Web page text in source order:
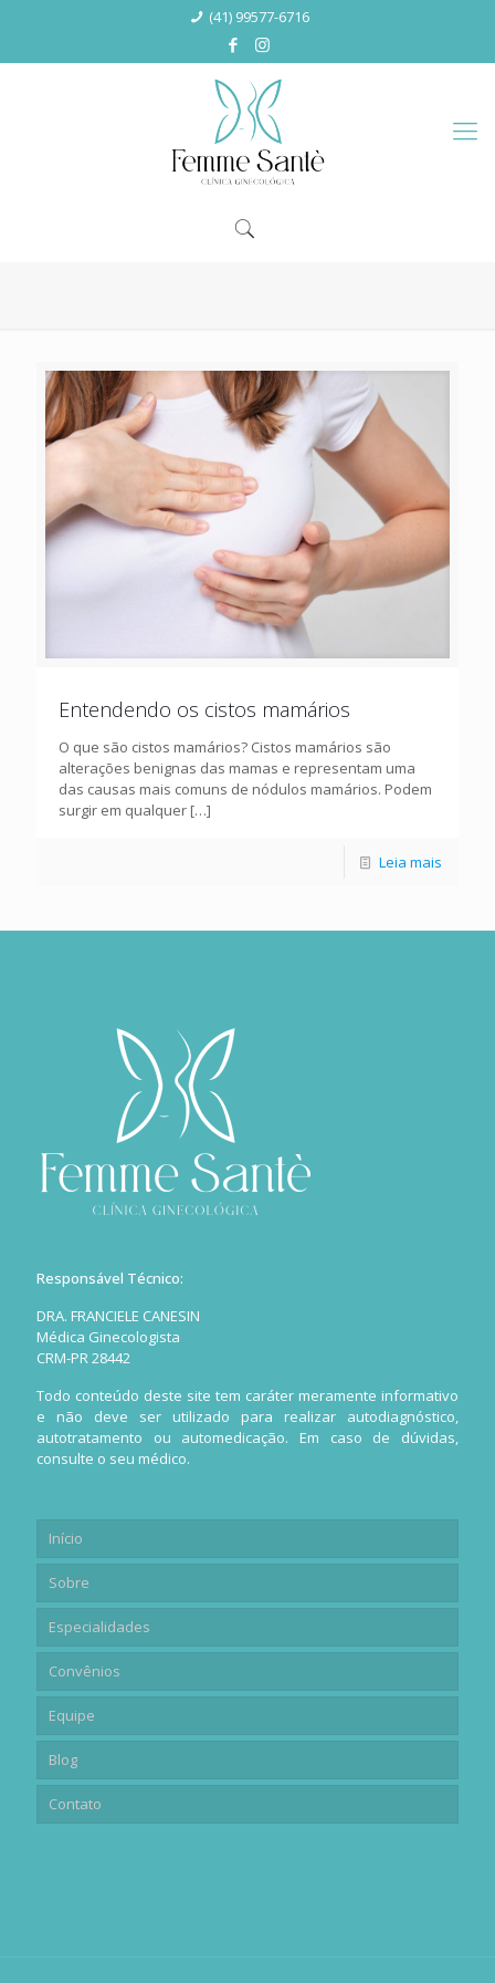
(41) 99577-6716
Entendendo os cistos mamários
O que são cistos mamários? Cistos mamários são
alterações benignas das mamas e representam uma
das causas mais comuns de nódulos mamários. Podem
surgir em qualquer […]
Leia mais
Responsável Técnico:
DRA. FRANCIELE CANESIN
Médica Ginecologista
CRM-PR 28442
Todo conteúdo deste site tem caráter meramente informativo
e não deve ser utilizado para realizar autodiagnóstico,
autotratamento ou automedicação. Em caso de dúvidas,
consulte o seu médico.
Início
Sobre
Especialidades
Convênios
Equipe
Blog
Contato